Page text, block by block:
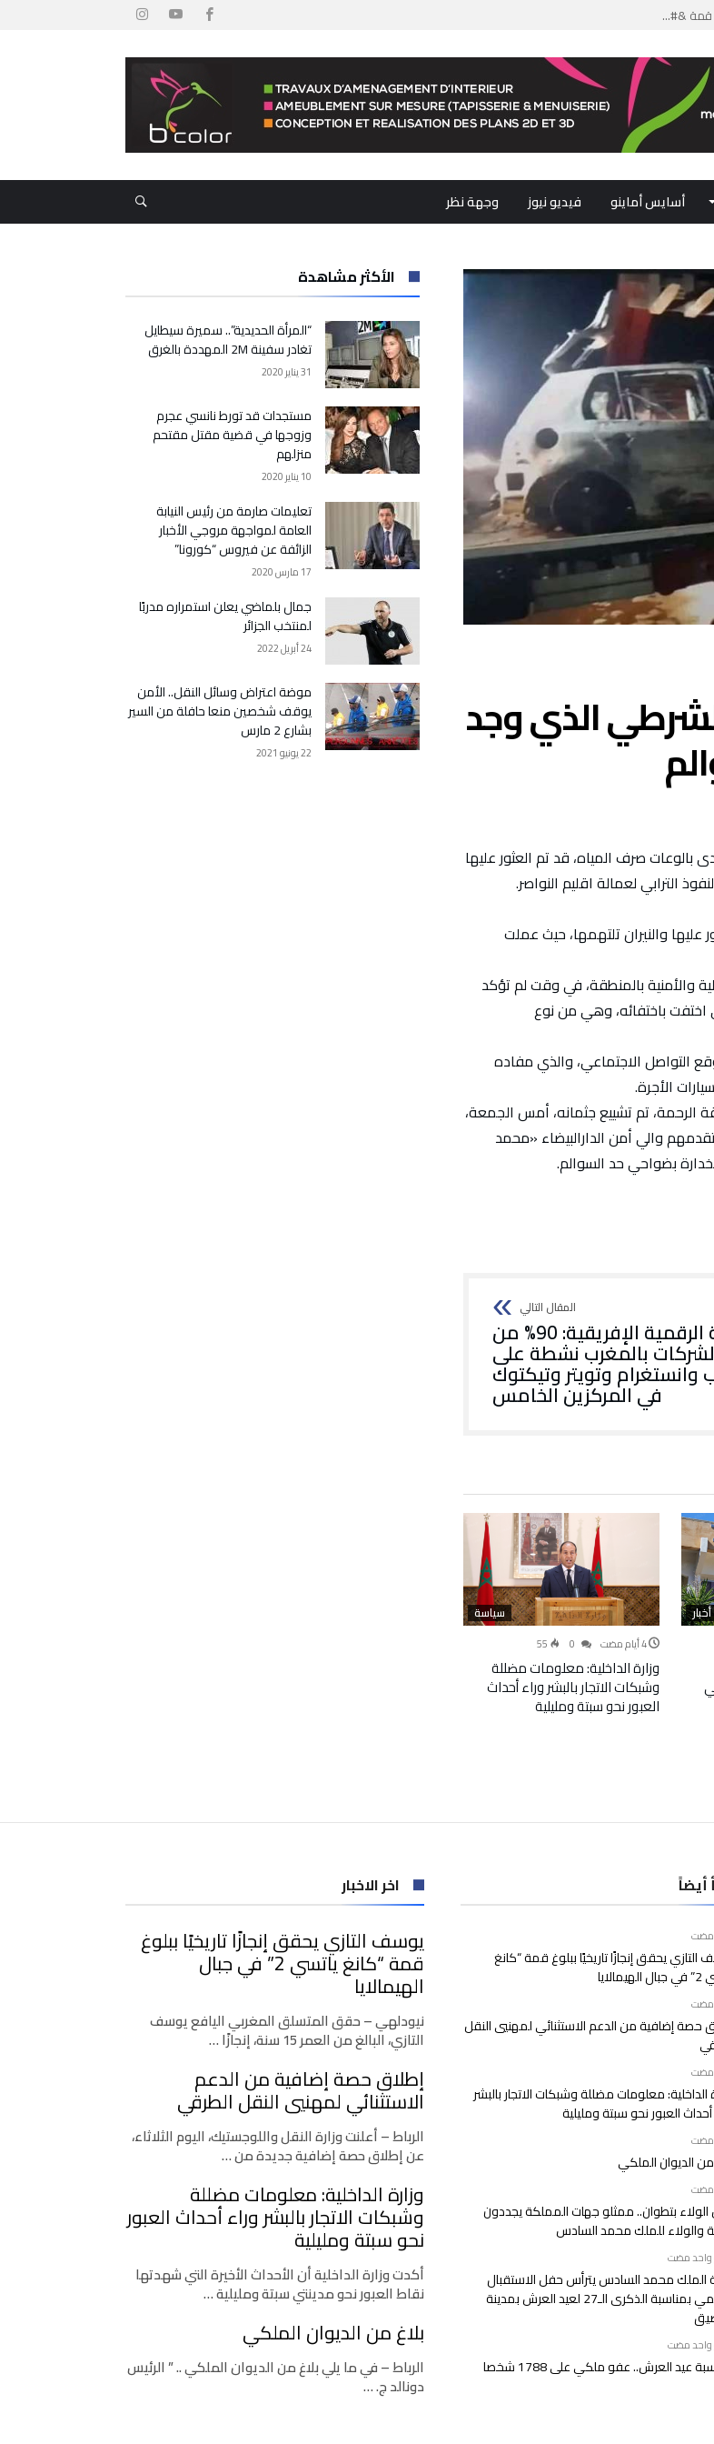
لمهنيي ال...
يجددون ...
أسايس أماينو فيديو نيوز وجهة نظر
الذي وجد
صرف المياه، قد تم العثور عليها
الترابي لعمالة اقليم النواصر.
عليها والنيران تلتهمها، حيث عملت
والأمنية بالمنطقة، في وقت لم تؤكد
اختفت باختفائه، وهي من نوع
التواصل الاجتماعي، والذي مفاده
الأجرة.
تم تشييع جثمانه، أمس الجمعة،
والي أمن الدارالبيضاء «محمد
بضواحي حد السوالم.
القمة الرقمية الإفريقية: 90% من
بالمغرب نشطة على
وانستغرام وتويتر وتيكتوك
في المركزين الخامس
أخبار سياسة
55
وزارة الداخلية: معلومات مضللة
وشبكات الاتجار بالبشر وراء أحداث
العبور نحو سبتة ومليلية
الأكثر مشاهدة
“المرأة الحديدية”.. سميرة سيطايل
تغادر سفينة 2M المهددة بالغرق
31 يناير 2020
مستجدات قد تورط نانسي عجرم
وزوجها في قضية مقتل مقتحم
منزلهم
10 يناير 2020
تعليمات صارمة من رئيس النيابة
العامة لمواجهة مروجي الأخبار
الزائفة عن فيروس “كورونا”
17 مارس 2020
جمال بلماضي يعلن استمراره مدربًا
لمنتخب الجزائر
24 أبريل 2022
موضة اعتراض وسائل النقل.. الأمن
يوقف شخصين منعا حافلة من السير
بشارع 2 مارس
22 يونيو 2021
أيضاً
يحقق إنجازًا تاريخيًا ببلوغ قمة “كانغ
حصة إضافية من الدعم الاستثنائي لمهنيي النقل
الداخلية: معلومات مضللة وشبكات الاتجار بالبشر
العبور نحو سبتة ومليلية
من الديوان الملكي
بتطوان.. ممثلو جهات المملكة يجددون
والولاء للملك محمد السادس
واحد مضت‬
الملك محمد السادس يترأس حفل الاستقبال
الرسمي بمناسبة الذكرى الـ27 لعيد العرش بمدينة
واحد مضت‬
عيد العرش.. عفو ملكي على 1788 شخصا
اخر الاخبار
يوسف التازي يحقق إنجازًا تاريخيًا ببلوغ
قمة “كانغ ياتسي 2” في جبال
الهيمالايا
نيودلهي – حقق المتسلق المغربي اليافع يوسف
التازي، البالغ من العمر 15 سنة، إنجازًا …
إطلاق حصة إضافية من الدعم
الاستثنائي لمهنيي النقل الطرقي
الرباط – أعلنت وزارة النقل واللوجستيك، اليوم الثلاثاء،
عن إطلاق حصة إضافية جديدة من …
وزارة الداخلية: معلومات مضللة
وشبكات الاتجار بالبشر وراء أحداث العبور
نحو سبتة ومليلية
أكدت وزارة الداخلية أن الأحداث الأخيرة التي شهدتها
نقاط العبور نحو مدينتي سبتة ومليلية …
بلاغ من الديوان الملكي
الرباط – في ما يلي بلاغ من الديوان الملكي .. ” الرئيس
دونالد ج. …